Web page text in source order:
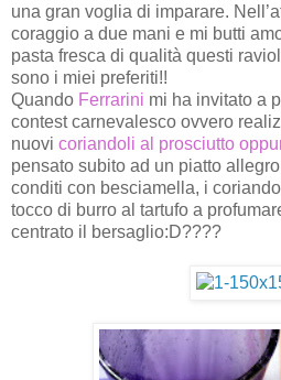
una gran voglia di imparare.
coraggio a due mani e mi butti
pasta fresca di qualità questi
sono i miei preferiti!!
Quando Ferrarini mi ha invitato a
contest carnevalesco ovvero
nuovi coriandoli al prosciutto
pensato subito ad un piatto
conditi con besciamella, i
tocco di burro al tartufo a
centrato il bersaglio:D????